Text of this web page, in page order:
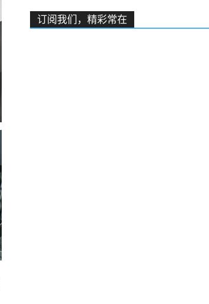
订阅我们，精彩常在